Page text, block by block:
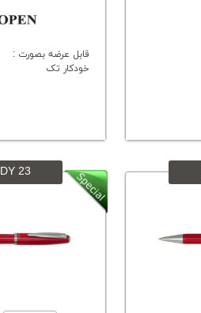
قابل عرضه بصورت :
خودکار تک
23